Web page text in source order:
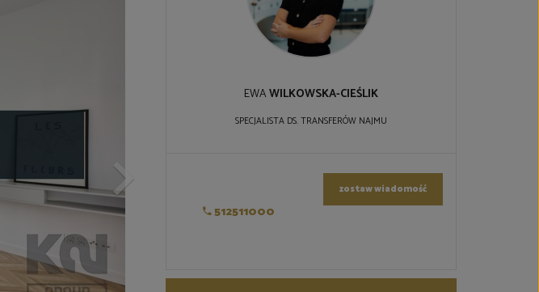
EWAWILKOWSKA-CIEŚLIK
SPECJALISTA DS. TRANSFERÓW NAJMU
512511000
zostaw wiadomość